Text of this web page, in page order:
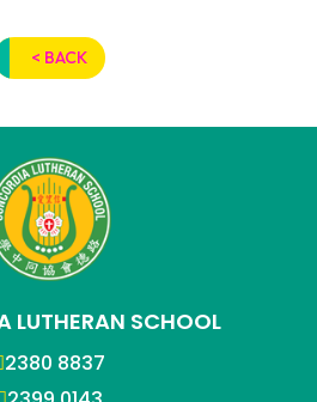
< BACK
LUTHERAN SCHOOL
2380 8837